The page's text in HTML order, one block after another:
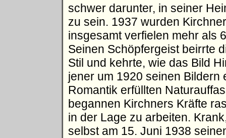
schwer darunter, in seiner
zu sein. 1937 wurden
insgesamt verfielen mehr als
Seinen Schöpfergeist beirrte
Stil und kehrte, wie das Bild
jener um 1920 seinen
Romantik erfüllten
begannen Kirchners Kräfte
in der Lage zu arbeiten.
selbst am 15. Juni 1938